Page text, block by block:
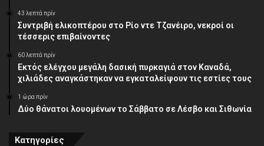
43 λεπτά πρίν
Συντριβή ελικοπτέρου στο Ρίο ντε Τζανέιρο, νεκροί οι
τέσσερις επιβαίνοντες
60 λεπτά πρίν
Εκτός ελέγχου μεγάλη δασική πυρκαγιά στον Καναδά,
χιλιάδες αναγκάστηκαν να εγκαταλείψουν τις εστίες τους
1 ώρα πρίν
Δύο θάνατοι λουομένων το Σάββατο σε Λέσβο και Σιθωνία
Κατηγορίες